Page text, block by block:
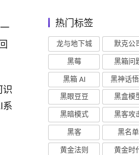
识
系
热门标签
龙与地下城 默克公
黑莓
黑箱问
黑箱 AI
黑神话
黑眼豆豆
黑盒模
黑暗模式
黑客攻
黑客
黑名单
黄金法则
黄金时